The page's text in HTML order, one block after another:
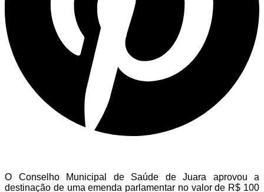
O Conselho Municipal de Saúde de Juara aprovou a
destinação de uma emenda parlamentar no valor de R$ 100